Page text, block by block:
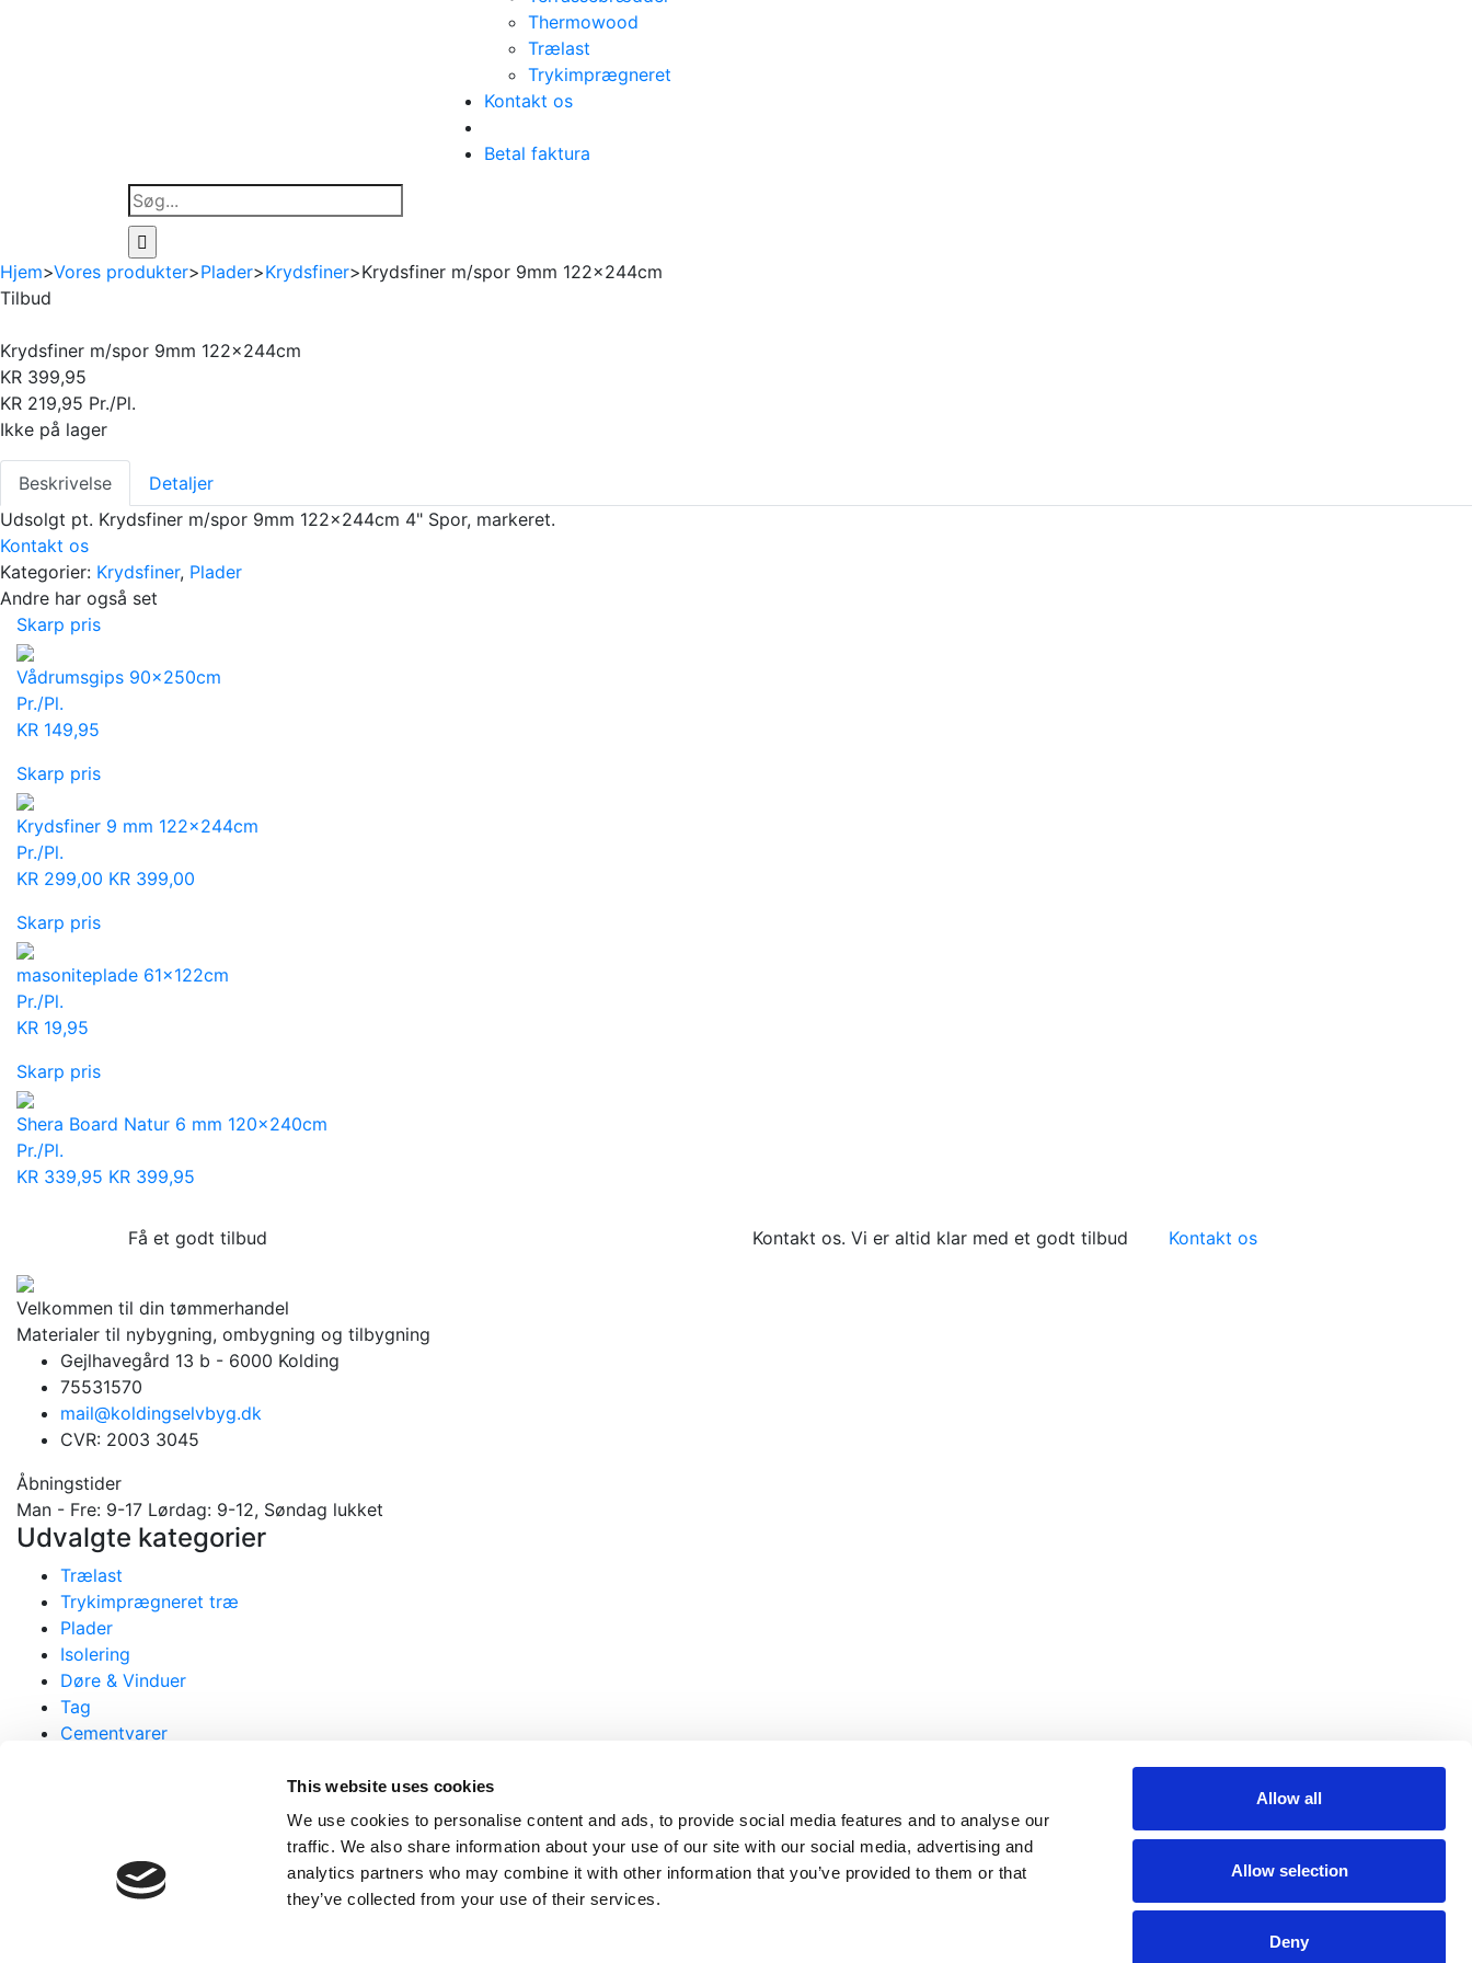
This website uses cookies
We use cookies to personalise content and ads, to provide social media features and to analyse our
traffic. We also share information about your use of our site with our social media, advertising and
analytics partners who may combine it with other information that you’ve provided to them or that
they’ve collected from your use of their services.
Allow all
Allow selection
Deny
Thermowood
Trælast
Trykimprægneret
Kontakt os
Betal faktura
Søg
efter:
Hjem>Vores produkter>Plader>Krydsfiner>Krydsfiner m/spor 9mm 122x244cm
Tilbud
Krydsfiner m/spor 9mm 122x244cm
KR 399,95
KR 219,95 Pr./Pl.
Ikke på lager
Beskrivelse
Detaljer
Udsolgt pt. Krydsfiner m/spor 9mm 122x244cm 4" Spor, markeret.
Kontakt os
Kategorier: Krydsfiner, Plader
Andre har også set
Skarp pris
Vådrumsgips 90x250cm
Pr./Pl.
KR 149,95
Skarp pris
Krydsfiner 9 mm 122x244cm
Pr./Pl.
KR 299,00 KR 399,00
Skarp pris
masoniteplade 61x122cm
Pr./Pl.
KR 19,95
Skarp pris
Shera Board Natur 6 mm 120x240cm
Pr./Pl.
KR 339,95 KR 399,95
Få et godt tilbud Kontakt os. Vi er altid klar med et godt tilbud Kontakt os
Velkommen til din tømmerhandel
Materialer til nybygning, ombygning og tilbygning
Gejlhavegård 13 b - 6000 Kolding
75531570
mail@koldingselvbyg.dk
CVR: 2003 3045
Åbningstider
Man - Fre: 9-17 Lørdag: 9-12, Søndag lukket
Udvalgte kategorier
Trælast
Trykimprægneret træ
Plader
Isolering
Døre & Vinduer
Tag
Cementvarer
Kundeservice